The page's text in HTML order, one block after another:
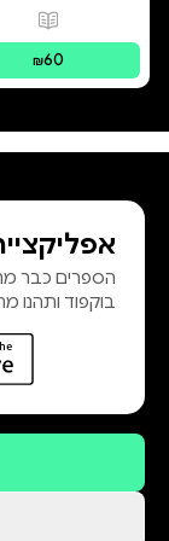
₪60
הספרים כבר
בוקפוד ותהנו